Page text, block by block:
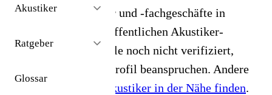
Akustiker
Ratgeber
Glossar
1 Hörgeräteakustiker und -fachgeschäfte in
Sulingen. Aus dem öffentlichen Akustiker-
Bestand 2026 - Profile noch nicht verifiziert,
Inhaber können ihr Profil beanspruchen. Andere
Hörakustiker in der Nähe finden.